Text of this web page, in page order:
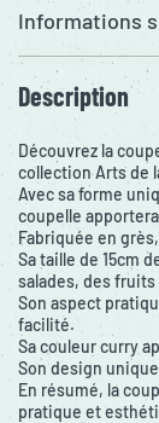
Informations
Description
Découvrez la
collection Arts de
Avec sa forme
coupelle
Fabriquée en
Sa taille de 15cm
salades, des fruits
Son aspect
facilité.
Sa couleur curry
Son design
En résumé, la
pratique et